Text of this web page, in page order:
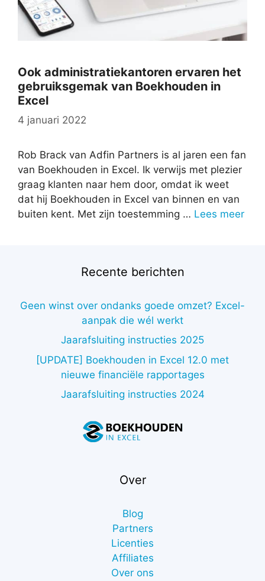
Ook administratiekantoren ervaren het
gebruiksgemak van Boekhouden in
Excel
4 januari 2022
Rob Brack van Adfin Partners is al jaren een fan
van Boekhouden in Excel. Ik verwijs met plezier
graag klanten naar hem door, omdat ik weet
dat hij Boekhouden in Excel van binnen en van
buiten kent. Met zijn toestemming … Lees meer
Recente berichten
Geen winst over ondanks goede omzet? Excel-
aanpak die wél werkt
Jaarafsluiting instructies 2025
[UPDATE] Boekhouden in Excel 12.0 met
nieuwe financiële rapportages
Jaarafsluiting instructies 2024
Over
Blog
Partners
Licenties
Affiliates
Over ons